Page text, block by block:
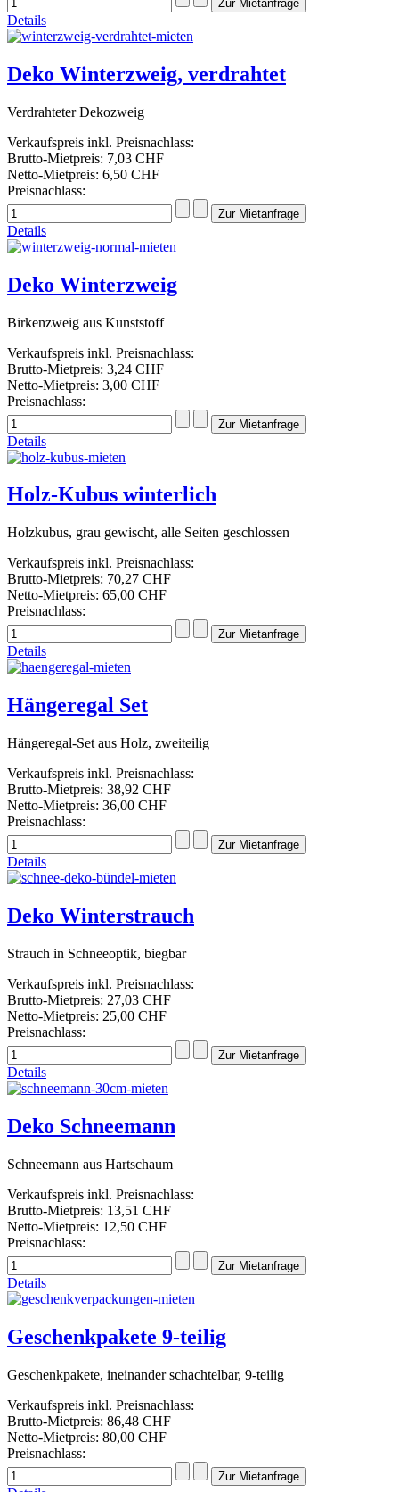
Details
Deko Winterzweig, verdrahtet
Verdrahteter Dekozweig
Verkaufspreis inkl. Preisnachlass:
Brutto-Mietpreis: 7,03 CHF
Netto-Mietpreis: 6,50 CHF
Preisnachlass:
Details
Deko Winterzweig
Birkenzweig aus Kunststoff
Verkaufspreis inkl. Preisnachlass:
Brutto-Mietpreis: 3,24 CHF
Netto-Mietpreis: 3,00 CHF
Preisnachlass:
Details
Holz-Kubus winterlich
Holzkubus, grau gewischt, alle Seiten geschlossen
Verkaufspreis inkl. Preisnachlass:
Brutto-Mietpreis: 70,27 CHF
Netto-Mietpreis: 65,00 CHF
Preisnachlass:
Details
Hängeregal Set
Hängeregal-Set aus Holz, zweiteilig
Verkaufspreis inkl. Preisnachlass:
Brutto-Mietpreis: 38,92 CHF
Netto-Mietpreis: 36,00 CHF
Preisnachlass:
Details
Deko Winterstrauch
Strauch in Schneeoptik, biegbar
Verkaufspreis inkl. Preisnachlass:
Brutto-Mietpreis: 27,03 CHF
Netto-Mietpreis: 25,00 CHF
Preisnachlass:
Details
Deko Schneemann
Schneemann aus Hartschaum
Verkaufspreis inkl. Preisnachlass:
Brutto-Mietpreis: 13,51 CHF
Netto-Mietpreis: 12,50 CHF
Preisnachlass:
Details
Geschenkpakete 9-teilig
Geschenkpakete, ineinander schachtelbar, 9-teilig
Verkaufspreis inkl. Preisnachlass:
Brutto-Mietpreis: 86,48 CHF
Netto-Mietpreis: 80,00 CHF
Preisnachlass: